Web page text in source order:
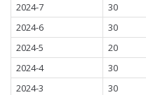
2024-7
30
2024-6
30
2024-5
20
2024-4
30
2024-3
30